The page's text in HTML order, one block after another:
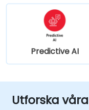
Predictive AI
Utforska